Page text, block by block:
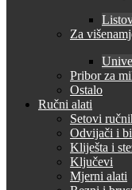
Za
Pribor za
Ostalo
Ručni alati
Setovi
Odvijači i
Kliješta i
Ključevi
Mjerni alati